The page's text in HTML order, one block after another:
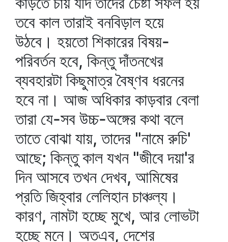
তবে কাল তারাই বনবিড়াল হয়ে
উঠবে। হয়তো শিকারের বিষয়-
পরিবর্তন হবে, কিন্তু দাঁতনখের
ব্যবহারটা কিছুমাত্র বৈষ্ণব ধরনের
হবে না। আজ অধিকার কাড়বার বেলা
তারা যে-সব উচ্চ-অঙ্গের কথা বলে
তাতে বোঝা যায়, তাদের "নামে রুচি'
আছে; কিন্তু কাল যখন "জীবে দয়া'র
দিন আসবে তখন দেখব, আমিষের
প্রতি জিহ্বার লেলিহান চাঞ্চল্য।
কারণ, নামটা হচ্ছে মুখে, আর লোভটা
হচ্ছে মনে। অতএব, দেশের